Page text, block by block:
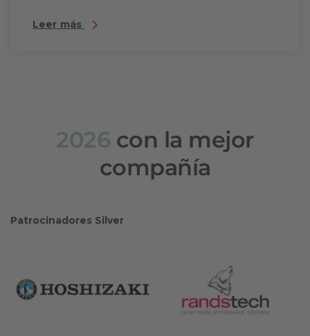
Leer más
2026 con la mejor
compañía
Patrocinadores Silver